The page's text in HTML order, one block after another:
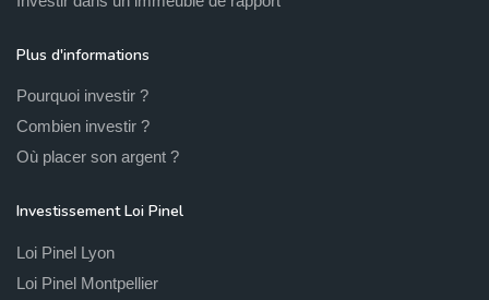
Plus d'informations
Pourquoi investir ?
Combien investir ?
Où placer son argent ?
Investissement Loi Pinel
Loi Pinel Lyon
Loi Pinel Montpellier